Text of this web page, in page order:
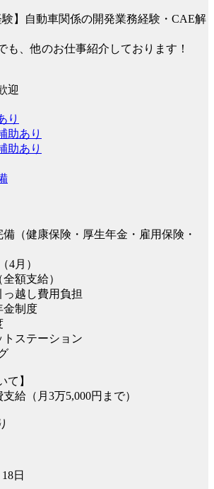
験】自動車関係の開発業務経験・CAE解
も、他のお仕事紹介しております！
迎
り
助あり
助あり
（健康保険・厚⽣年⾦・雇⽤保険・
4月）
額支給）
越し費用負担
金制度
ステーション
て】
給（月3万5,000円まで）
日